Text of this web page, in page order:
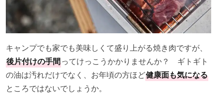
キャンプでも家でも美味しくて盛り上がる焼き肉ですが、
後片付けの手間ってけっこうかかりませんか？ ギトギト
の油は汚れだけでなく、お年頃の方ほど健康面も気になる
ところではないでしょうか。